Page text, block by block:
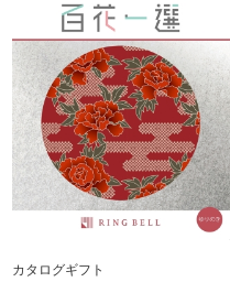
カタログギフト